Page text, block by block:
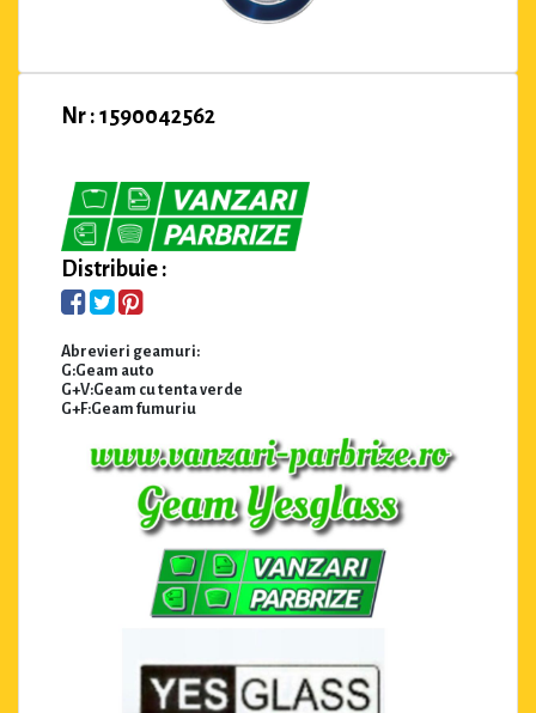
Nr : 1590042562
Distribuie :
Abrevieri geamuri:
G:Geam auto
G+V:Geam cu tenta verde
G+F:Geam fumuriu